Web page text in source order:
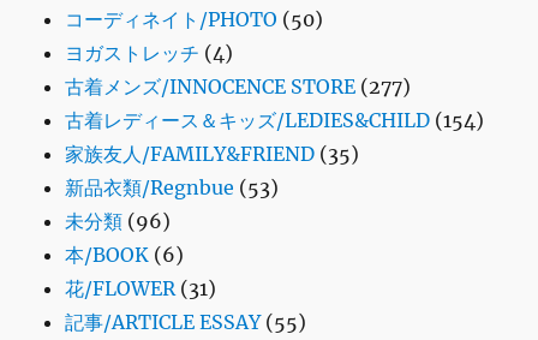
コーディネイト/PHOTO (50)
ヨガストレッチ (4)
古着メンズ/INNOCENCE STORE (277)
古着レディース＆キッズ/LEDIES&CHILD (154)
家族友人/FAMILY&FRIEND (35)
新品衣類/Regnbue (53)
未分類 (96)
本/BOOK (6)
花/FLOWER(31)
記事/ARTICLE ESSAY(55)